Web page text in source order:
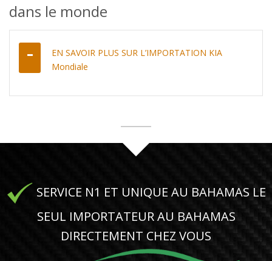
dans le monde
EN SAVOIR PLUS SUR L’IMPORTATION KIA
Mondiale
SERVICE N1 ET UNIQUE AU BAHAMAS LE
SEUL IMPORTATEUR AU BAHAMAS
DIRECTEMENT CHEZ VOUS